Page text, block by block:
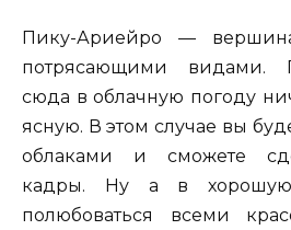
Пику-Ариейро —
потрясающими видами.
сюда в облачную погоду
ясную. В этом случае вы
облаками и сможете
кадры. Ну а в хорошую
полюбоваться всеми